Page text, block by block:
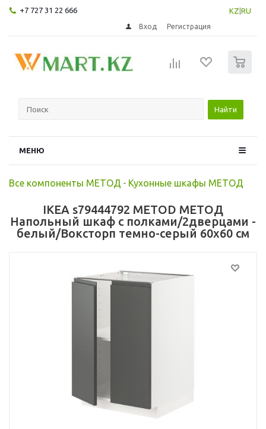
+7 727 31 22 666 KZ RU
Вход Регистрация
Найти
МЕНЮ
Все компоненты МЕТОД - Кухонные шкафы МЕТОД
IKEA s79444792 METOD МЕТОД
Напольный шкаф с полками/2дверцами -
белый/Воксторп темно-серый 60x60 см